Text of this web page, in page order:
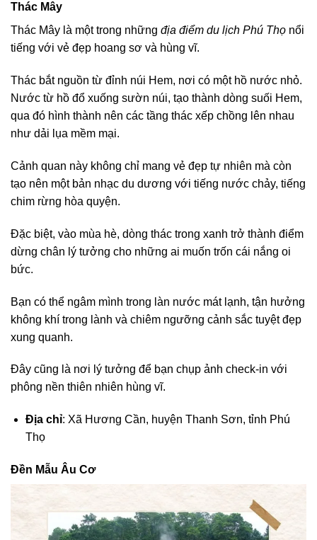
Thác Mây
Thác Mây là một trong những địa điểm du lịch Phú Thọ nổi
tiếng với vẻ đẹp hoang sơ và hùng vĩ.
Thác bắt nguồn từ đỉnh núi Hem, nơi có một hồ nước nhỏ.
Nước từ hồ đổ xuống sườn núi, tạo thành dòng suối Hem,
qua đó hình thành nên các tầng thác xếp chồng lên nhau
như dải lụa mềm mại.
Cảnh quan này không chỉ mang vẻ đẹp tự nhiên mà còn
tạo nên một bản nhạc du dương với tiếng nước chảy, tiếng
chim rừng hòa quyện.
Đặc biệt, vào mùa hè, dòng thác trong xanh trở thành điểm
dừng chân lý tưởng cho những ai muốn trốn cái nắng oi
bức.
Bạn có thể ngâm mình trong làn nước mát lạnh, tận hưởng
không khí trong lành và chiêm ngưỡng cảnh sắc tuyệt đẹp
xung quanh.
Đây cũng là nơi lý tưởng để bạn chụp ảnh check-in với
phông nền thiên nhiên hùng vĩ.
Địa chỉ: Xã Hương Cần, huyện Thanh Sơn, tỉnh Phú
Thọ
Đền Mẫu Âu Cơ